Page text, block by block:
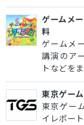
ゲームメ
料
ゲームメ
講演のア
トなどを
東京ゲー
東京ゲー
イレポー